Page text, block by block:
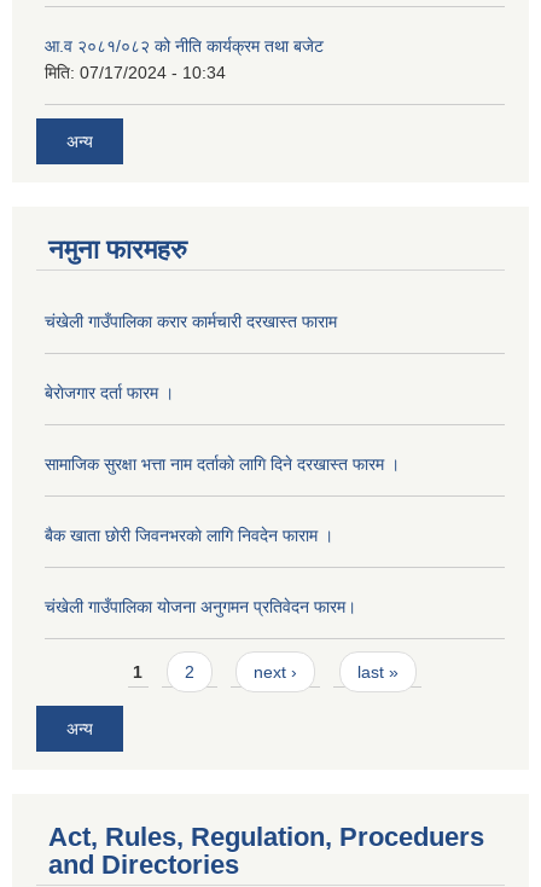
आ.व २०८१/०८२ को नीति कार्यक्रम तथा बजेट
मिति: 07/17/2024 - 10:34
अन्य
नमुना फारमहरु
चंखेली गाउँपालिका करार कार्मचारी दरखास्त फाराम
बेराेजगार दर्ता फारम ।
सामाजिक सुरक्षा भत्ता नाम दर्ताकाे लागि दिने दरखास्त फारम ।
बैक खाता छाेरी जिवनभरकाे लागि निवदेन फाराम ।
चंखेली गाउँपालिका योजना अनुगमन प्रतिवेदन फारम।
Pages1 2 next › last »
अन्य
Act, Rules, Regulation, Proceduers
and Directories